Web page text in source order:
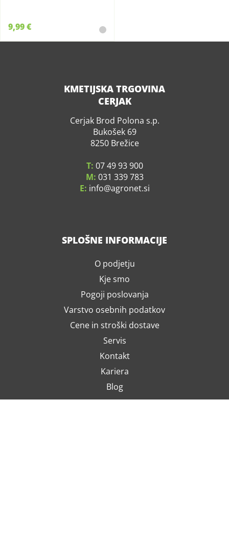
9,99 €
KMETIJSKA TRGOVINA
CERJAK
Cerjak Brod Polona s.p.
Bukošek 69
8250 Brežice
T: 07 49 93 900
M: 031 339 783
E: info agronet.si
SPLOŠNE INFORMACIJE
O podjetju
Kje smo
Pogoji poslovanja
Varstvo osebnih podatkov
Cene in stroški dostave
Servis
Kontakt
Kariera
Blog